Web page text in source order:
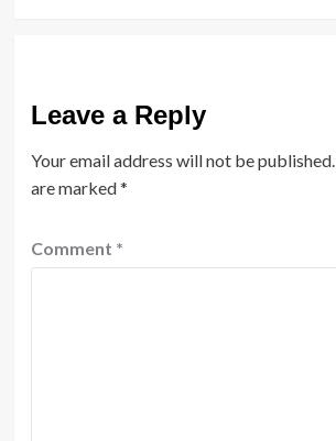
Leave a Reply
Your email address will not be published.
are marked*
Comment *